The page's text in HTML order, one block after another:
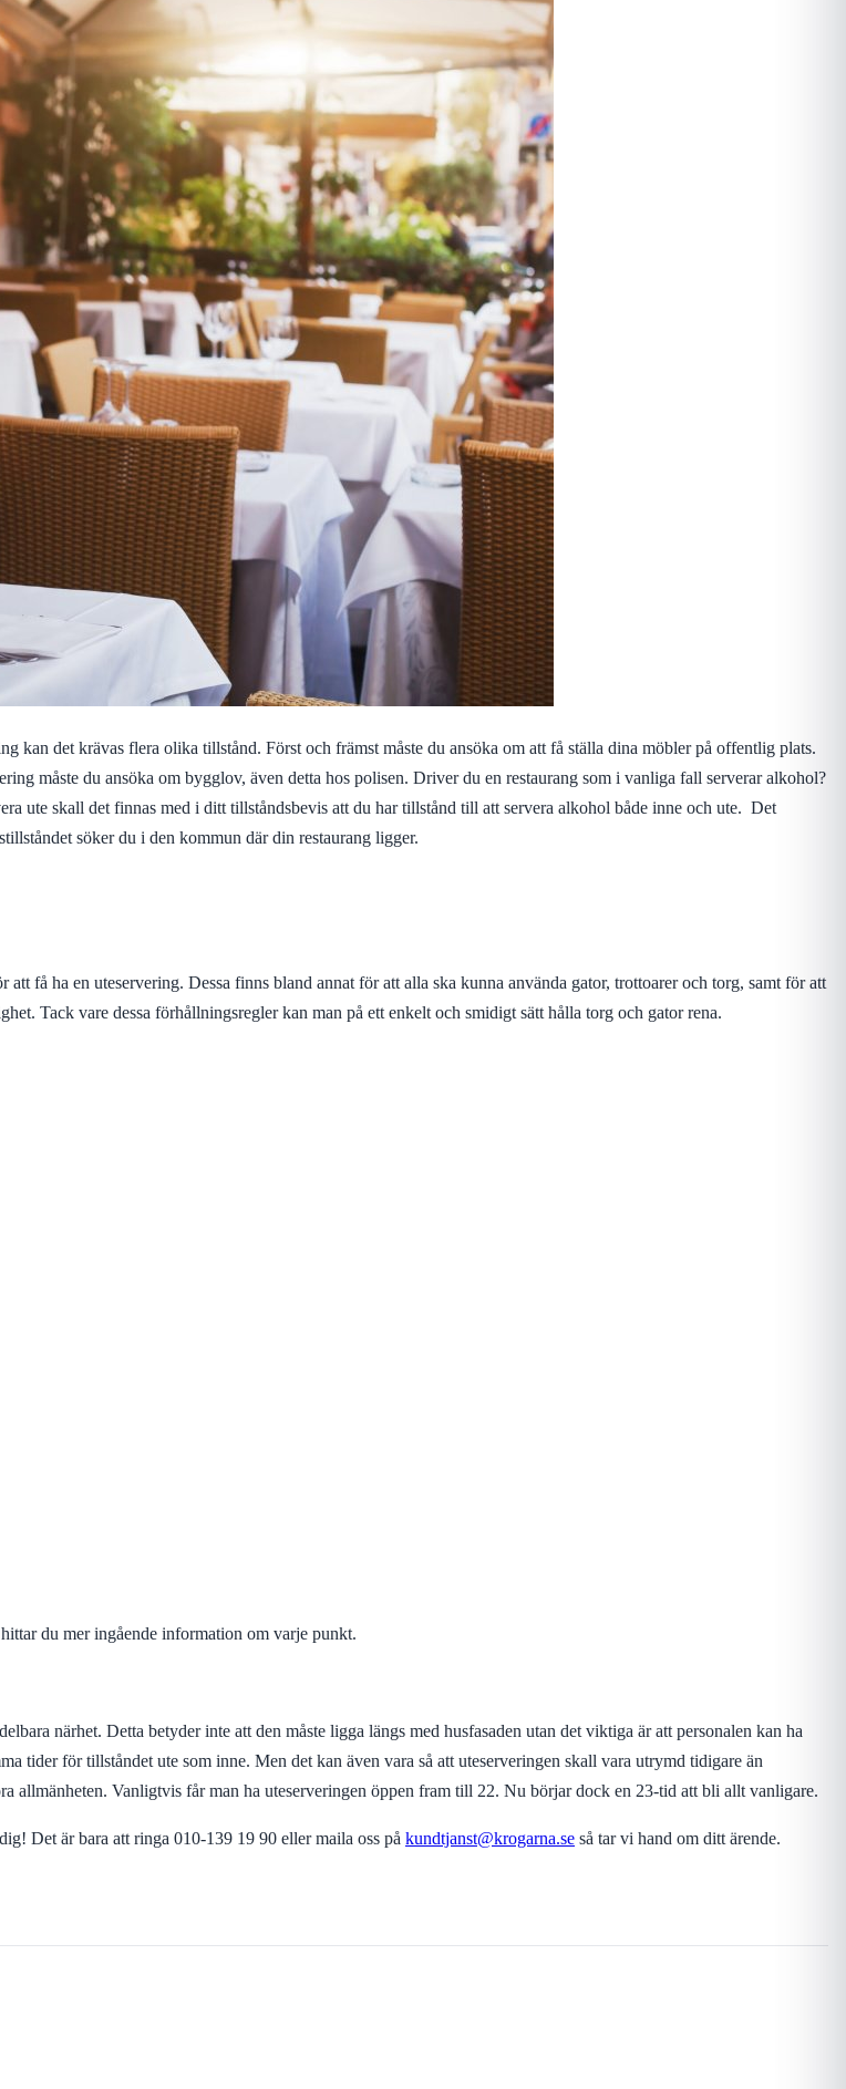
kan det krävas flera olika tillstånd. Först och främst måste du ansöka om att få ställa dina möbler på offentlig plats.
måste du ansöka om bygglov, även detta hos polisen. Driver du en restaurang som i vanliga fall serverar alkohol?
ute skall det finnas med i ditt tillståndsbevis att du har tillstånd till att servera alkohol både inne och ute. Det
söker du i den kommun där din restaurang ligger.
få ha en uteservering. Dessa finns bland annat för att alla ska kunna använda gator, trottoarer och torg, samt för att
Tack vare dessa förhållningsregler kan man på ett enkelt och smidigt sätt hålla torg och gator rena.
du mer ingående information om varje punkt.
närhet. Detta betyder inte att den måste ligga längs med husfasaden utan det viktiga är att personalen kan ha
tider för tillståndet ute som inne. Men det kan även vara så att uteserveringen skall vara utrymd tidigare än
allmänheten. Vanligtvis får man ha uteserveringen öppen fram till 22. Nu börjar dock en 23-tid att bli allt vanligare.
Det är bara att ringa 010-139 19 90 eller maila oss på kundtjanst@krogarna.se så tar vi hand om ditt ärende.